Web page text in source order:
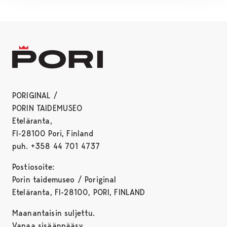
PORIGINAL /
PORIN TAIDEMUSEO
Eteläranta,
FI-28100 Pori, Finland
puh. +358 44 701 4737
Postiosoite:
Porin taidemuseo / Poriginal
Eteläranta, FI-28100, PORI, FINLAND
Maanantaisin suljettu.